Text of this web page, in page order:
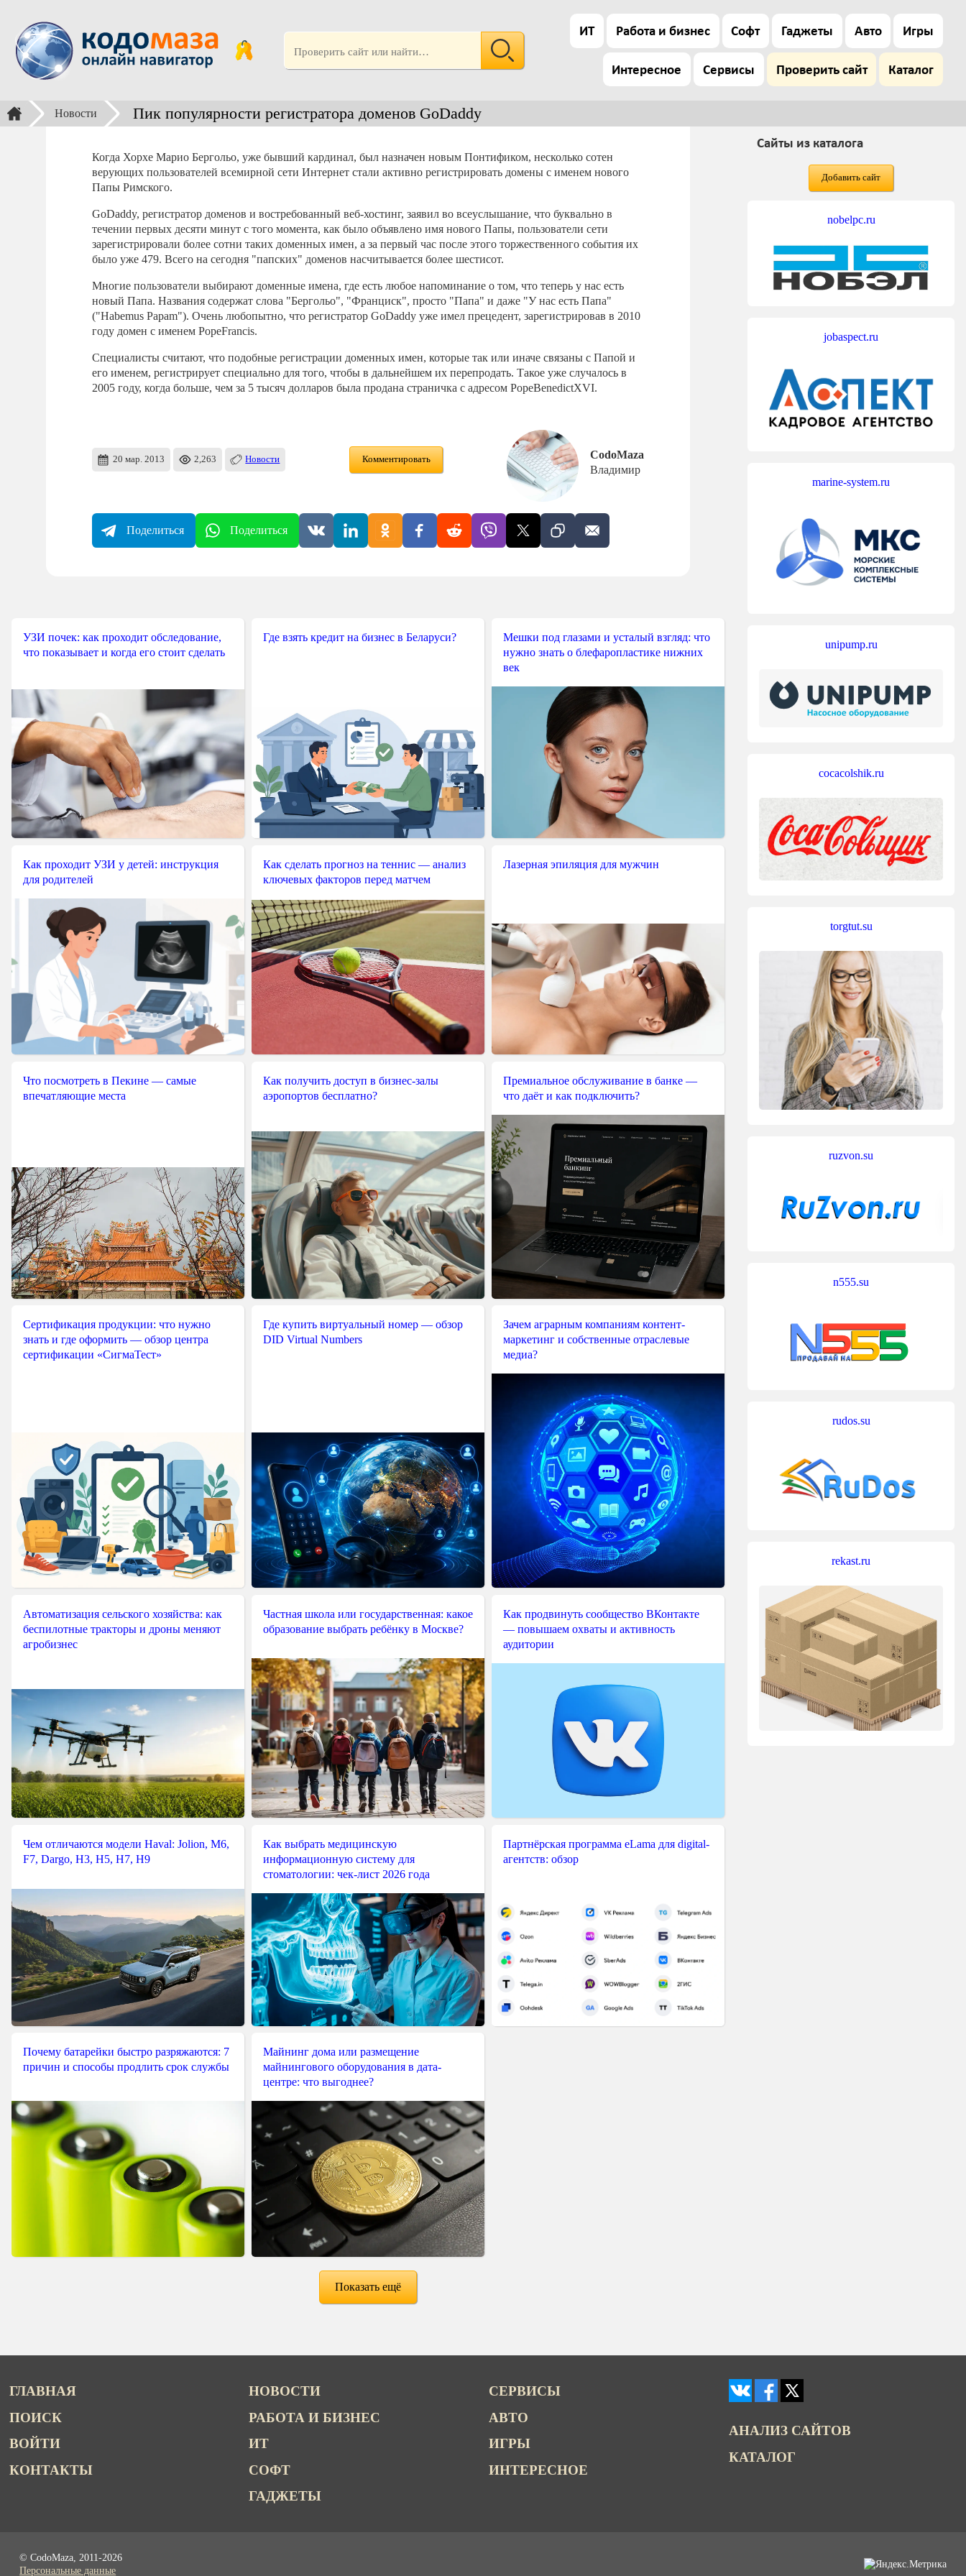
ИТ Работа и бизнес Софт Гаджеты Авто Игры
Интересное Сервисы Проверить сайт Каталог
Новости Пик популярности регистратора доменов GoDaddy
Когда Хорхе Марио Бергольо, уже бывший кардинал, был назначен новым Понтификом, несколько сотен
верующих пользователей всемирной сети Интернет стали активно регистрировать домены с именем нового
Папы Римского.
GoDaddy, регистратор доменов и востребованный веб-хостинг, заявил во всеуслышание, что буквально в
течении первых десяти минут с того момента, как было объявлено имя нового Папы, пользователи сети
зарегистрировали более сотни таких доменных имен, а за первый час после этого торжественного события их
было уже 479. Всего на сегодня "папских" доменов насчитывается более шестисот.
Многие пользователи выбирают доменные имена, где есть любое напоминание о том, что теперь у нас есть
новый Папа. Названия содержат слова "Бергольо", "Франциск", просто "Папа" и даже "У нас есть Папа"
("Habemus Papam"). Очень любопытно, что регистратор GoDaddy уже имел прецедент, зарегистрировав в 2010
году домен с именем PopeFrancis.
Специалисты считают, что подобные регистрации доменных имен, которые так или иначе связаны с Папой и
его именем, регистрирует специально для того, чтобы в дальнейшем их перепродать. Такое уже случалось в
2005 году, когда больше, чем за 5 тысяч долларов была продана страничка с адресом PopeBenedictXVI.
20 мар. 2013 2,263 Новости Комментировать
CodoMaza
Владимир
Поделиться Поделиться
УЗИ почек: как проходит обследование,
что показывает и когда его стоит сделать
Где взять кредит на бизнес в Беларуси?
Мешки под глазами и усталый взгляд: что
нужно знать о блефаропластике нижних
век
Как проходит УЗИ у детей: инструкция
для родителей
Как сделать прогноз на теннис — анализ
ключевых факторов перед матчем
Лазерная эпиляция для мужчин
Что посмотреть в Пекине — самые
впечатляющие места
Как получить доступ в бизнес-залы
аэропортов бесплатно?
Премиальное обслуживание в банке —
что даёт и как подключить?
Сертификация продукции: что нужно
знать и где оформить — обзор центра
сертификации «СигмаТест»
Где купить виртуальный номер — обзор
DID Virtual Numbers
Зачем аграрным компаниям контент-
маркетинг и собственные отраслевые
медиа?
Автоматизация сельского хозяйства: как
беспилотные тракторы и дроны меняют
агробизнес
Частная школа или государственная: какое
образование выбрать ребёнку в Москве?
Как продвинуть сообщество ВКонтакте
— повышаем охваты и активность
аудитории
Чем отличаются модели Haval: Jolion, M6,
F7, Dargo, H3, H5, H7, H9
Как выбрать медицинскую
информационную систему для
стоматологии: чек-лист 2026 года
Партнёрская программа eLama для digital-
агентств: обзор
Почему батарейки быстро разряжаются: 7
причин и способы продлить срок службы
Майнинг дома или размещение
майнингового оборудования в дата-
центре: что выгоднее?
Показать ещё
Сайты из каталога
Добавить сайт
nobelpc.ru
jobaspect.ru
marine-system.ru
unipump.ru
cocacolshik.ru
torgtut.su
ruzvon.su
n555.su
rudos.su
rekast.ru
ГЛАВНАЯ
ПОИСК
ВОЙТИ
КОНТАКТЫ
НОВОСТИ
РАБОТА И БИЗНЕС
ИТ
СОФТ
ГАДЖЕТЫ
СЕРВИСЫ
АВТО
ИГРЫ
ИНТЕРЕСНОЕ
АНАЛИЗ САЙТОВ
КАТАЛОГ
© CodoMaza, 2011-2026
Персональные данные